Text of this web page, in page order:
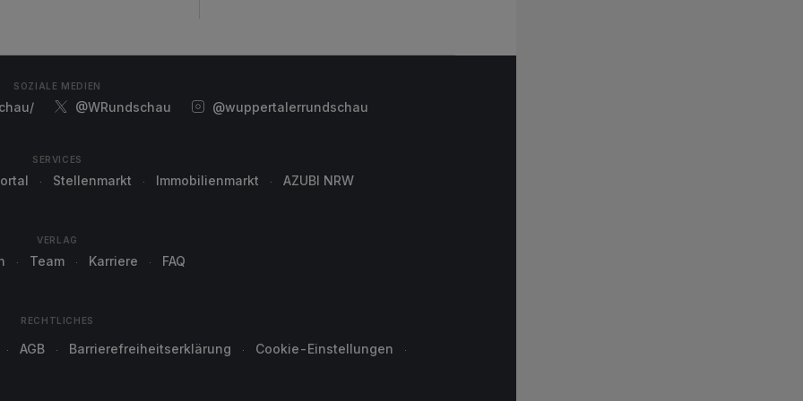
SOZIALE MEDIEN
@WRundschau @wuppertalerrundschau
SERVICES
Stellenmarkt Immobilienmarkt AZUBI NRW
VERLAG
Team Karriere FAQ
RECHTLICHES
AGB Barrierefreiheitserklärung Cookie-Einstellungen